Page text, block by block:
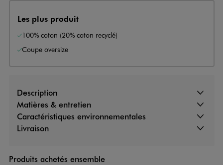
Les plus produit
100% coton (20% coton recyclé)
Coupe oversize
Description
Matières & entretien
Caractéristiques environnementales
Livraison
Produits achetés ensemble